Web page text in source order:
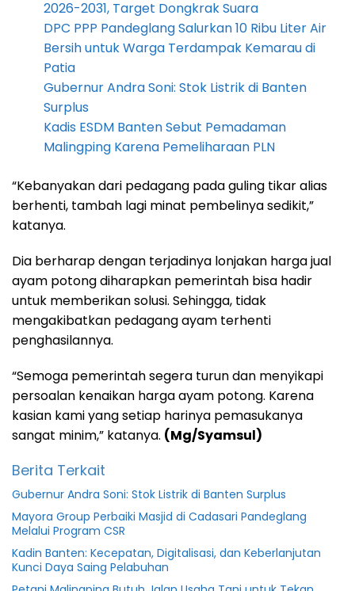
2026-2031, Target Dongkrak Suara
DPC PPP Pandeglang Salurkan 10 Ribu Liter Air
Bersih untuk Warga Terdampak Kemarau di
Patia
Gubernur Andra Soni: Stok Listrik di Banten
Surplus
Kadis ESDM Banten Sebut Pemadaman
Malingping Karena Pemeliharaan PLN
“Kebanyakan dari pedagang pada guling tikar alias
berhenti, tambah lagi minat pembelinya sedikit,”
katanya.
Dia berharap dengan terjadinya lonjakan harga jual
ayam potong diharapkan pemerintah bisa hadir
untuk memberikan solusi. Sehingga, tidak
mengakibatkan pedagang ayam terhenti
penghasilannya.
“Semoga pemerintah segera turun dan menyikapi
persoalan kenaikan harga ayam potong. Karena
kasian kami yang setiap harinya pemasukanya
sangat minim,” katanya. (Mg/Syamsul)
Berita Terkait
Gubernur Andra Soni: Stok Listrik di Banten Surplus
Mayora Group Perbaiki Masjid di Cadasari Pandeglang
Melalui Program CSR
Kadin Banten: Kecepatan, Digitalisasi, dan Keberlanjutan
Kunci Daya Saing Pelabuhan